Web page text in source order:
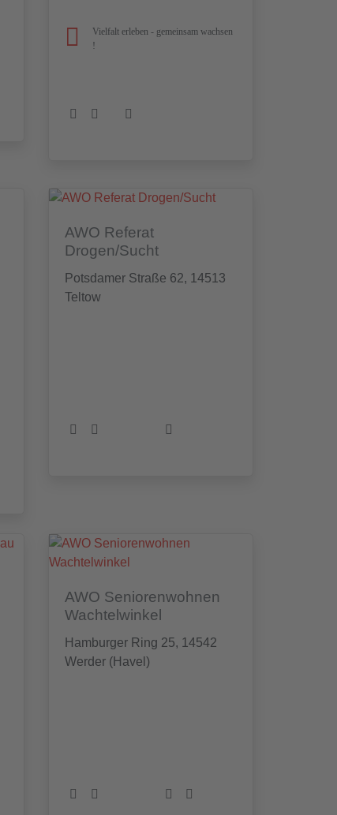
Vielfalt erleben - gemeinsam wachsen
!
AWO Referat
Drogen/Sucht
Potsdamer Straße 62, 14513
Teltow
AWO Seniorenwohnen
Wachtelwinkel
Hamburger Ring 25, 14542
Werder (Havel)